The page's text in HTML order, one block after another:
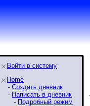
Войти в систему
Home
- Создать дневник
- Написать в дневник
- Подробный режим